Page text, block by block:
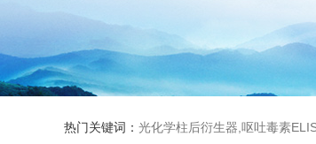
热门关键词： 光化学柱后衍生器,呕吐毒素